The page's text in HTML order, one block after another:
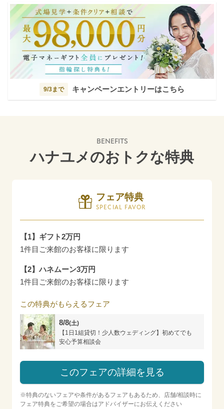
9/3まで キャンペーンエントリーはこちら
BENEFITS
ハナユメのおトクな特典
フェア特典
SPECIAL FAVOR
【1】ギフト2万円
1件目ご来館のお客様に限ります
【2】ハネムーン3万円
1件目ご来館のお客様に限ります
この特典がもらえるフェア
8/8(土)
【1日1組貸切！少人数ウェディング】初めてでも
安心予算相談会
このフェアの詳細を見る
※特典のないフェアや条件があるフェアもあるため、店舗/相談時に
フェア特典をご希望の場合はアドバイザーにお伝えください